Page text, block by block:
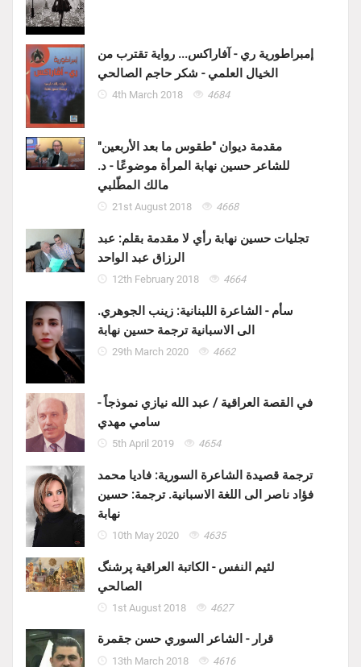
إمبراطورية ري - آفاراكس... رواية تقترب من
الخيال العلمي - شكر حاجم الصالحي
4th March 2018 4684
مقدمة ديوان "طقوس ما بعد الأربعين"
للشاعر حسين نهابة المرأة موضوعًا - د.
مالك المطّلبي
21st August 2018 4668
تجليات حسين نهابة رأي لا مقدمة بقلم: عبد
الرزاق عبد الواحد
12th February 2018 4664
سأم - الشاعرة اللبنانية: زينب الجوهري.
الى الاسبانية ترجمة حسين نهابة
29th March 2020 4662
في القصة العراقية / عبد الله نيازي نموذجاً -
سامي مهدي
5th April 2019 4654
ترجمة قصيدة الشاعرة السورية: فاديا محمد
فؤاد ناصر الى اللغة الاسبانية. ترجمة: حسين
نهابة
10th May 2020 4635
لئيم النفس - الكاتبة العراقية پرشنگ
الصالحي
1st August 2018 4627
قرار - الشاعر السوري حسن جقمرة
13th March 2018 4616